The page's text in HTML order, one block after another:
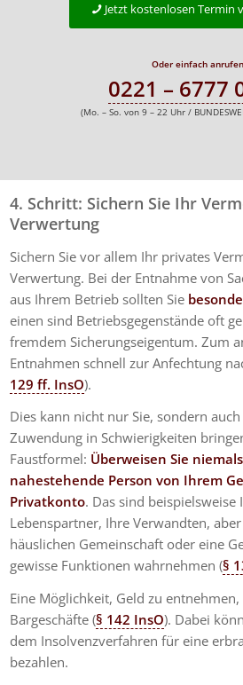
Jetzt kostenlosen Termin
Oder einfach
0221 – 6777
(Mo. – So. von 9 – 22 Uhr /
4. Schritt: Sichern Sie Ihr
Verwertung
Sichern Sie vor allem Ihr privates
Verwertung. Bei der Entnahme von
aus Ihrem Betrieb sollten Sie
einen sind Betriebsgegenstände oft
fremdem Sicherungseigentum. Zum
Entnahmen schnell zur Anfechtung
129 ff. InsO).
Dies kann nicht nur Sie, sondern
Zuwendung in Schwierigkeiten
Faustformel: Überweisen Sie
nahestehende Person von Ihrem
Privatkonto. Das sind beispielsweise
Lebenspartner, Ihre Verwandten,
häuslichen Gemeinschaft oder eine
gewisse Funktionen wahrnehmen (§
Eine Möglichkeit, Geld zu
Bargeschäfte (§ 142 InsO). Dabei
dem Insolvenzverfahren für eine
bezahlen.